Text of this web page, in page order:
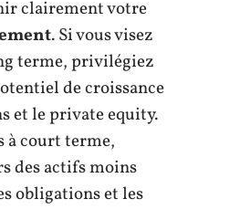
clairement votre
. Si vous visez
terme, privilégiez
de croissance
et le private equity.
à court terme,
des actifs moins
obligations et les